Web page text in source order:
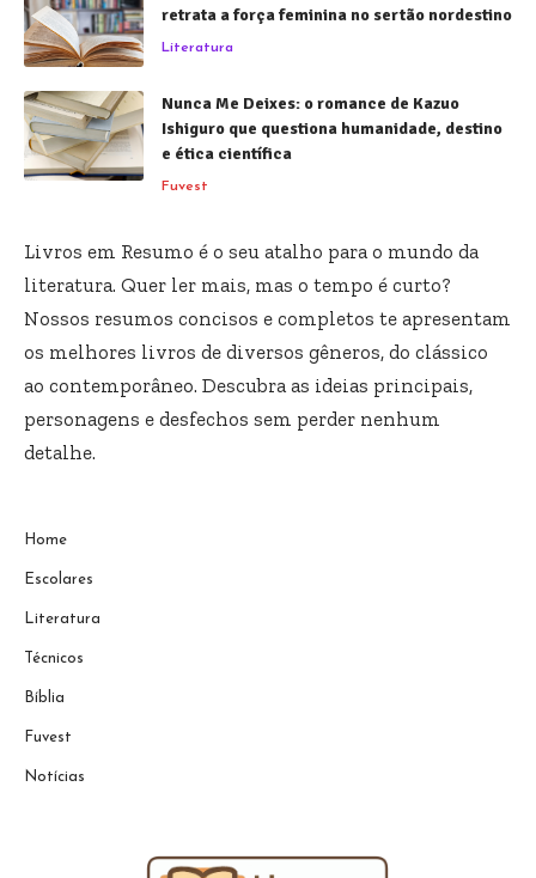
retrata a força feminina no sertão nordestino
Literatura
Nunca Me Deixes: o romance de Kazuo
Ishiguro que questiona humanidade, destino
e ética científica
Fuvest
Livros em Resumo é o seu atalho para o mundo da
literatura. Quer ler mais, mas o tempo é curto?
Nossos resumos concisos e completos te apresentam
os melhores livros de diversos gêneros, do clássico
ao contemporâneo. Descubra as ideias principais,
personagens e desfechos sem perder nenhum
detalhe.
Home
Escolares
Literatura
Técnicos
Bíblia
Fuvest
Notícias